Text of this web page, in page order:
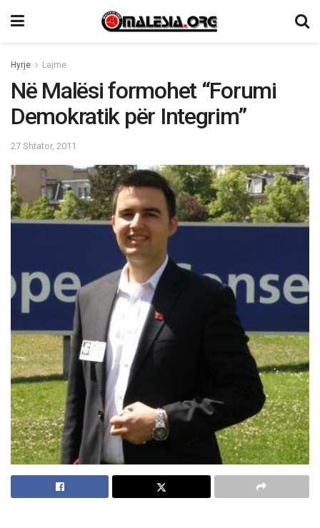
Hyrje Lajme
Në Malësi formohet “Forumi
Demokratik për Integrim”
27 Shtator, 2011